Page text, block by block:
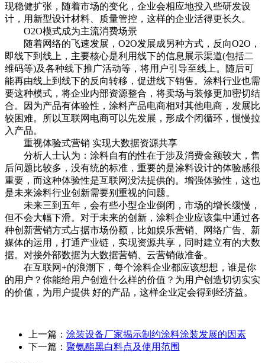
现稳健扩张，随着市场的变化，企业会相应地投入些研发设
计，用新型设计材料、质量管控，这样的企业活得更长久。
O2O模式成为主流消费场景
随着网络的飞速发展，O2O发展成另种方式，反向O2O，
即线下到线上，主要核心是利用线下的信息展示渠道(包括二
维码等)及各种线下推广活动等，将用户引导至线上。随后可
能再由线上到线下的反向转移，促进线下销售。涂料行业也需
要这种模式，将企业内部资源整合，将卖场与装修更加密切结
合。因为产品有体验性，涂料产品电商相对其他电商，发展比
较困难。所以互联网电商可以先发展，形成个闭循环，慢慢拉
入产品。
重视体验式营销 实现大数据资源共享
分析人士认为：涂料自有的性在于涉及消费金额较大，售
后问题比较多，没有统的标准，重要的是涂料设计的体验感很
重要，而这种体验性是互联网没法提供的。增强体验性，这也
是未来涂料行业创新需要别重视的问题。
未来三到五年，会有些小型企业倒闭，市场的增长缓慢，
但不会大幅下滑。对于未来的创新，涂料企业应该集中通过各
种创新营销方式占据市场份额，比如娱乐营销、网络广告、新
媒体的运用，打通产业链，实现资源共享，同时建立有的大数
据。对接外部数据为大数据营销、云营销做准备。
在互联网+的浪潮下，每个涂料企业都应该想想，谁是你
的用户？你能给用户创造什么样的价值？为用户创造切切实实
的价值，为用户提供 好的产品，这样企业定会得到经济益。
上一篇： 涂装设备厂家揭示制约涂料涂装发展的因素
下一篇： 聚氨酯黑白料点及使用范围